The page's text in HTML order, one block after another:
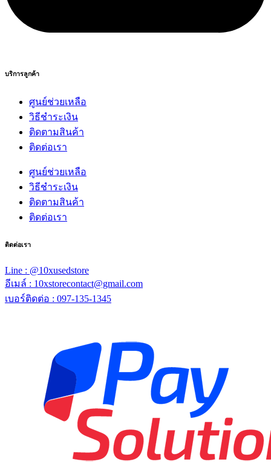
บริการลูกค้า
ศูนย์ช่วยเหลือ
วิธีชำระเงิน
ติดตามสินค้า
ติดต่อเรา
ศูนย์ช่วยเหลือ
วิธีชำระเงิน
ติดตามสินค้า
ติดต่อเรา
ติดต่อเรา
Line : @10xusedstore
อีเมล์ : 10xstorecontact@gmail.com
เบอร์ติดต่อ : 097-135-1345